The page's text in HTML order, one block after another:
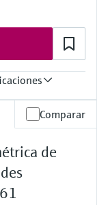
máx.
Comparar
de